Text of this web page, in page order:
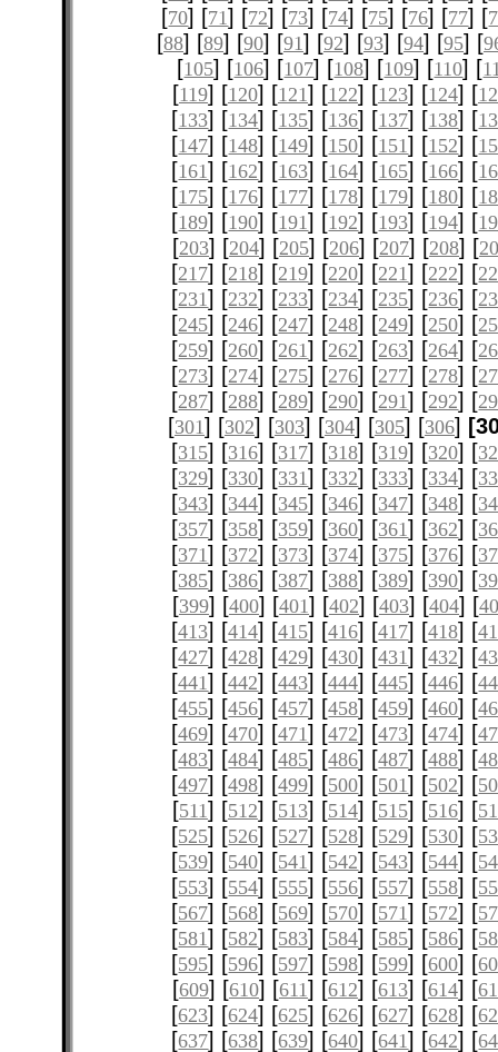
[70] [71] [72] [73] [74] [75] [76] [77] [
[88] [89] [90] [91] [92] [93] [94] [95] [
[105] [106] [107] [108] [109] [110] [
[119] [120] [121] [122] [123] [124] [
[133] [134] [135] [136] [137] [138] [
[147] [148] [149] [150] [151] [152] [
[161] [162] [163] [164] [165] [166] [
[175] [176] [177] [178] [179] [180] [
[189] [190] [191] [192] [193] [194] [
[203] [204] [205] [206] [207] [208] [
[217] [218] [219] [220] [221] [222] [
[231] [232] [233] [234] [235] [236] [
[245] [246] [247] [248] [249] [250] [
[259] [260] [261] [262] [263] [264] [
[273] [274] [275] [276] [277] [278] [
[287] [288] [289] [290] [291] [292] [
[301] [302] [303] [304] [305] [306]
[315] [316] [317] [318] [319] [320] [
[329] [330] [331] [332] [333] [334] [
[343] [344] [345] [346] [347] [348] [
[357] [358] [359] [360] [361] [362] [
[371] [372] [373] [374] [375] [376] [
[385] [386] [387] [388] [389] [390] [
[399] [400] [401] [402] [403] [404] [
[413] [414] [415] [416] [417] [418] [
[427] [428] [429] [430] [431] [432] [
[441] [442] [443] [444] [445] [446] [
[455] [456] [457] [458] [459] [460] [
[469] [470] [471] [472] [473] [474] [
[483] [484] [485] [486] [487] [488] [
[497] [498] [499] [500] [501] [502] [
[511] [512] [513] [514] [515] [516] [
[525] [526] [527] [528] [529] [530] [
[539] [540] [541] [542] [543] [544] [
[553] [554] [555] [556] [557] [558] [
[567] [568] [569] [570] [571] [572] [
[581] [582] [583] [584] [585] [586] [
[595] [596] [597] [598] [599] [600] [
[609] [610] [611] [612] [613] [614] [
[623] [624] [625] [626] [627] [628] [
[637] [638] [639] [640] [641] [642] [